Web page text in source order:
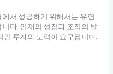
서 성공하기 위해서는 유연
다. 인재의 성장과 조직의 발
인 투자와 노력이 요구됩니다.